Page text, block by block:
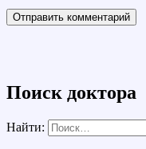
Поиск доктора
Найти: